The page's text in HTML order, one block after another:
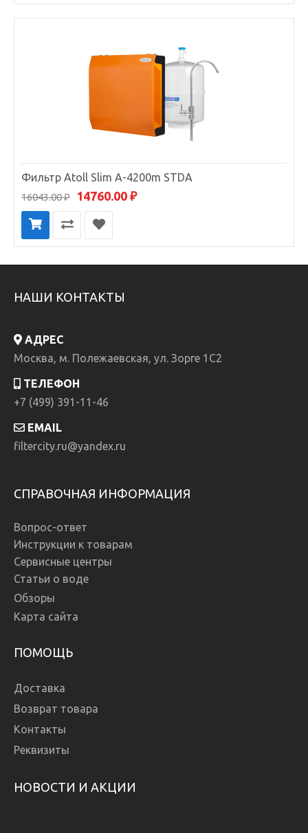
Фильтр Atoll Slim A-4200m STDA
16043.00 ₽ 14760.00 ₽
НАШИ КОНТАКТЫ
АДРЕС
Москва, м. Полежаевская, ул. Зорге 1C2
ТЕЛЕФОН
+7 (499) 391-11-46
EMAIL
filtercity.ru@yandex.ru
СПРАВОЧНАЯ ИНФОРМАЦИЯ
Вопрос-ответ
Инструкции к товарам
Сервисные центры
Статьи о воде
Обзоры
Карта сайта
ПОМОЩЬ
Доставка
Возврат товара
Контакты
Реквизиты
НОВОСТИ И АКЦИИ